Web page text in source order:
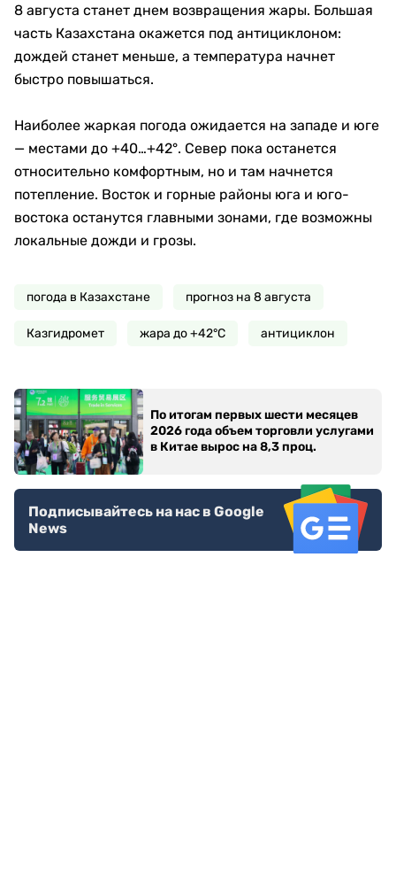
8 августа станет днем возвращения жары. Большая
часть Казахстана окажется под антициклоном:
дождей станет меньше, а температура начнет
быстро повышаться.
Наиболее жаркая погода ожидается на западе и юге
— местами до +40…+42°. Север пока останется
относительно комфортным, но и там начнется
потепление. Восток и горные районы юга и юго-
востока останутся главными зонами, где возможны
локальные дожди и грозы.
погода в Казахстане прогноз на 8 августа
Казгидромет жара до +42°C антициклон
По итогам первых шести месяцев
2026 года объем торговли услугами
в Китае вырос на 8,3 проц.
Подписывайтесь на нас в Google
News